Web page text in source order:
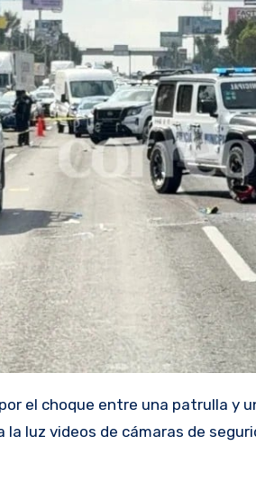
el choque entre una patrulla y
la luz videos de cámaras de